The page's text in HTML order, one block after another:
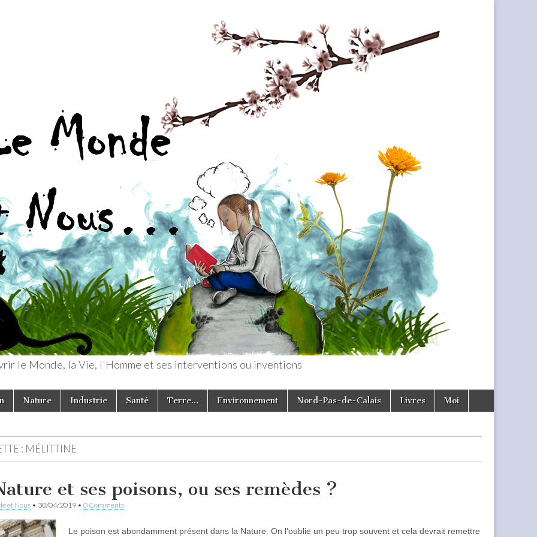
le Monde, la Vie, l'Homme et ses interventions ou inventions
Nature Industrie Santé Terre… Environnement Nord-Pas-de-Calais Livres Moi
: MÉLITTINE
et ses poisons, ou ses remèdes ?
et Nous • 30/04/2019 • 0 Comments
Le poison est abondamment présent dans la Nature. On l’oublie un peu trop souvent et cela devrait remettre